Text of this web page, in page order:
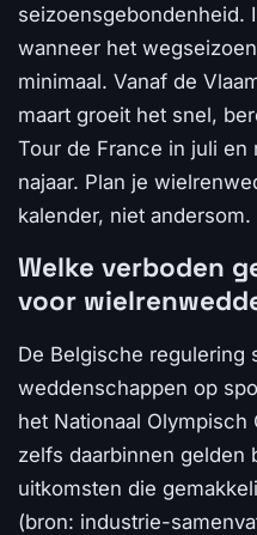
seizoensgebondenheid.
wanneer het
minimaal. Vanaf de
maart groeit het snel,
Tour de France in juli en
najaar. Plan je
kalender, niet andersom.
Welke verboden
voor
De Belgische regulering
weddenschappen op
het Nationaal Olympisch
zelfs daarbinnen gelden
uitkomsten die
(bron: industrie-